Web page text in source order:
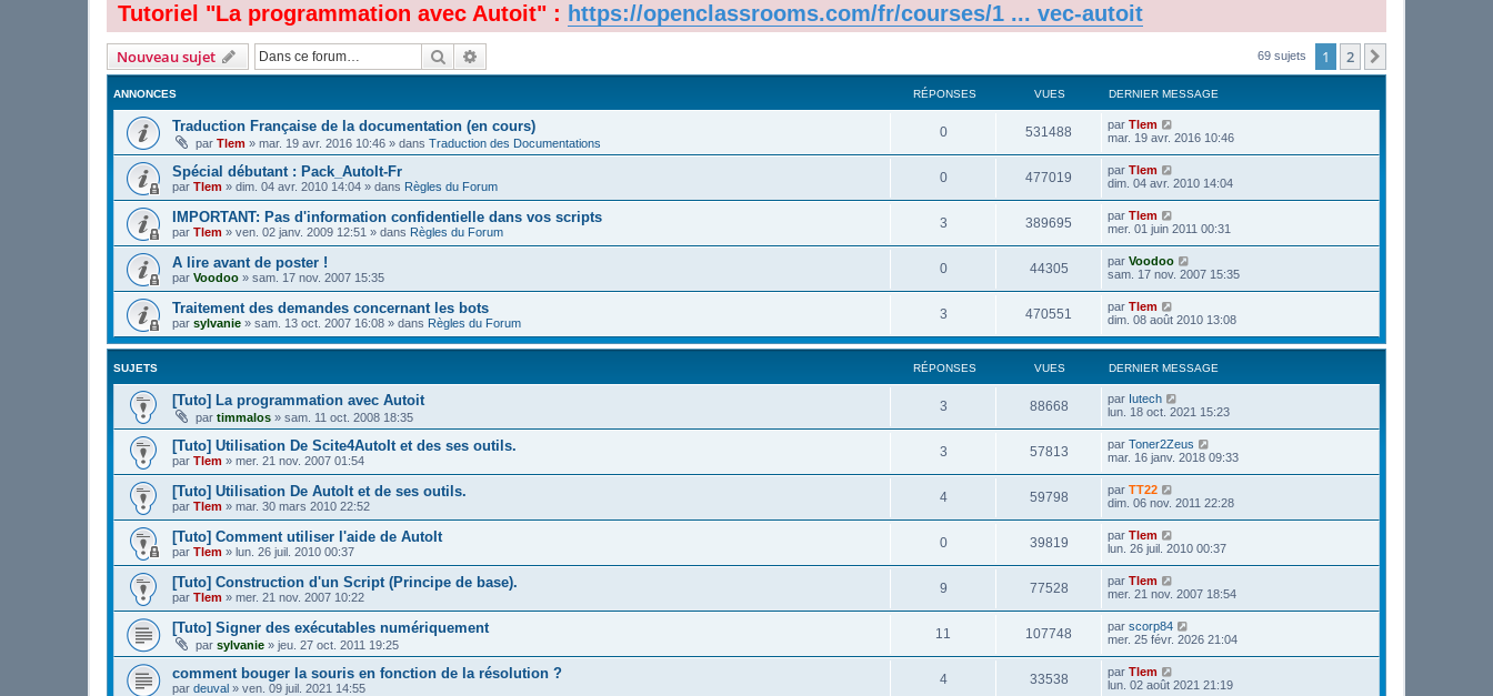
Tutoriel "La programmation avec Autoit" : https://openclassrooms.com/fr/courses/1 ... vec-autoit
Nouveau sujet Rechercher 69 sujets 1 2
ANNONCES RÉPONSES VUES DERNIER MESSAGE
Traduction Française de la documentation (en cours)
par Tlem » mar. 19 avr. 2016 10:46 » dans Traduction des Documentations
0 531488 par Tlem
mar. 19 avr. 2016 10:46
Spécial débutant : Pack_AutoIt-Fr
par Tlem » dim. 04 avr. 2010 14:04 » dans Règles du Forum
0 477019 par Tlem
dim. 04 avr. 2010 14:04
IMPORTANT: Pas d'information confidentielle dans vos scripts
par Tlem » ven. 02 janv. 2009 12:51 » dans Règles du Forum
3 389695 par Tlem
mer. 01 juin 2011 00:31
A lire avant de poster !
par Voodoo » sam. 17 nov. 2007 15:35
0 44305 par Voodoo
sam. 17 nov. 2007 15:35
Traitement des demandes concernant les bots
par sylvanie » sam. 13 oct. 2007 16:08 » dans Règles du Forum
3 470551 par Tlem
dim. 08 août 2010 13:08
SUJETS RÉPONSES VUES DERNIER MESSAGE
[Tuto] La programmation avec Autoit
par timmalos » sam. 11 oct. 2008 18:35
3 88668 par Iutech
lun. 18 oct. 2021 15:23
[Tuto] Utilisation De Scite4AutoIt et des ses outils.
par Tlem » mer. 21 nov. 2007 01:54
3 57813 par Toner2Zeus
mar. 16 janv. 2018 09:33
[Tuto] Utilisation De AutoIt et de ses outils.
par Tlem » mar. 30 mars 2010 22:52
4 59798 par TT22
dim. 06 nov. 2011 22:28
[Tuto] Comment utiliser l'aide de AutoIt
par Tlem » lun. 26 juil. 2010 00:37
0 39819 par Tlem
lun. 26 juil. 2010 00:37
[Tuto] Construction d'un Script (Principe de base).
par Tlem » mer. 21 nov. 2007 10:22
9 77528 par Tlem
mer. 21 nov. 2007 18:54
[Tuto] Signer des exécutables numériquement
par sylvanie » jeu. 27 oct. 2011 19:25
11 107748 par scorp84
mer. 25 févr. 2026 21:04
comment bouger la souris en fonction de la résolution ?
par deuval » ven. 09 juil. 2021 14:55
4 33538 par Tlem
lun. 02 août 2021 21:19